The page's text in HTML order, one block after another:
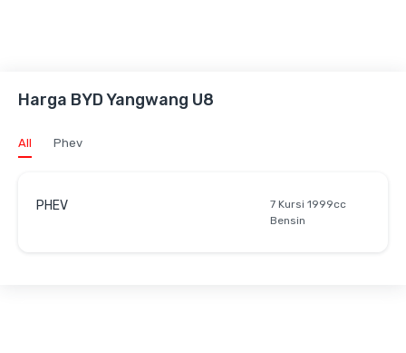
Harga BYD Yangwang U8
All Phev
PHEV
7 Kursi 1999cc
Bensin